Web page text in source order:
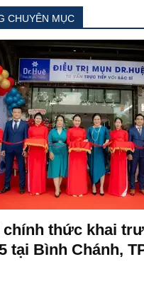
CHUYÊN MỤC
chính thức khai
tại Bình Chánh,